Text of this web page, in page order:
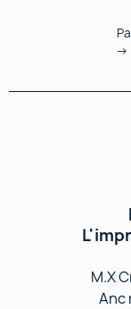
→
M.X
Anc